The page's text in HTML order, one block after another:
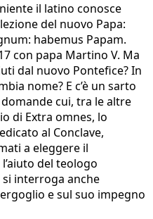
il latino conosce
del nuovo Papa:
habemus Papam.
con papa Martino V. Ma
dal nuovo Pontefice? In
nome? E c’è un sarto
cui, tra le altre
di Extra omnes, lo
al Conclave,
a eleggere il
del teologo
interroga anche
e sul suo impegno